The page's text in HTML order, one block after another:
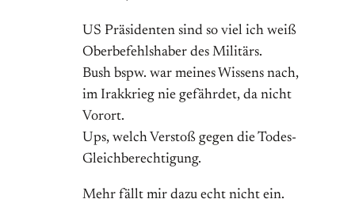
US Präsidenten sind so viel ich weiß
Oberbefehlshaber des Militärs.
Bush bspw. war meines Wissens nach,
im Irakkrieg nie gefährdet, da nicht
Vorort.
Ups, welch Verstoß gegen die Todes-
Gleichberechtigung.
Mehr fällt mir dazu echt nicht ein.